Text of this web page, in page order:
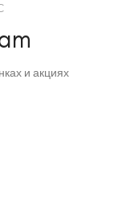
и акциях